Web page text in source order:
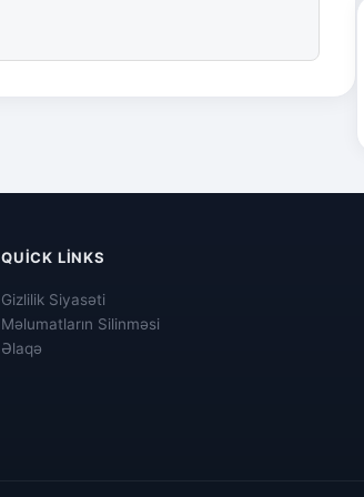
QUICK LINKS
Gizlilik Siyasəti
Məlumatların Silinməsi
Əlaqə